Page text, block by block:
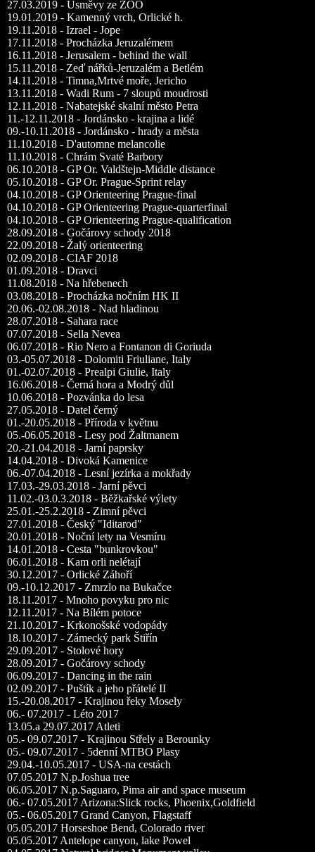
27.03.2019 - Úsměvy ze ZOO
19.01.2019 - Kamenný vrch, Orlické h.
19.11.2018 - Izrael - Jope
17.11.2018 - Procházka Jeruzalémem
16.11.2018 - Jerusalem - behind the wall
15.11.2018 - Zeď nářků-Jeruzalém a Betlém
14.11.2018 - Timna,Mrtvé moře, Jericho
13.11.2018 - Wadi Rum - 7 sloupů moudrosti
12.11.2018 - Nabatejské skalní město Petra
11.-12.11.2018 - Jordánsko - krajina a lidé
09.-10.11.2018 - Jordánsko - hrady a města
11.10.2018 - D'automne melancolie
11.10.2018 - Chrám Svaté Barbory
06.10.2018 - GP Or. Valdštejn-Middle distance
05.10.2018 - GP Or. Prague-Sprint relay
04.10.2018 - GP Orienteering Prague-final
04.10.2018 - GP Orienteering Prague-quarterfinal
04.10.2018 - GP Orienteering Prague-qualification
28.09.2018 - Gočárovy schody 2018
22.09.2018 - Žalý orienteering
02.09.2018 - CIAF 2018
01.09.2018 - Dravci
11.08.2018 - Na hřebenech
03.08.2018 - Procházka nočním HK II
20.06.-02.08.2018 - Nad hladinou
28.07.2018 - Sahara race
07.07.2018 - Sella Nevea
06.07.2018 - Rio Nero a Fontanon di Goriuda
03.-05.07.2018 - Dolomiti Friuliane, Italy
01.-02.07.2018 - Prealpi Giulie, Italy
16.06.2018 - Černá hora a Modrý důl
10.06.2018 - Pozvánka do lesa
27.05.2018 - Datel černý
01.-20.05.2018 - Příroda v květnu
05.-06.05.2018 - Lesy pod Žaltmanem
20.-21.04.2018 - Jarní paprsky
14.04.2018 - Divoká Kamenice
06.-07.04.2018 - Lesní jezírka a mokřady
17.03.-29.03.2018 - Jarní pěvci
11.02.-03.0.3.2018 - Běžkařské výlety
25.01.-25.2.2018 - Zimní pěvci
27.01.2018 - Český "Iditarod"
20.01.2018 - Noční lety na Vesmíru
14.01.2018 - Cesta "bunkrovkou"
06.01.2018 - Kam orli nelétají
30.12.2017 - Orlické Záhoří
09.-10.12.2017 - Zmrzlo na Bukačce
18.11.2017 - Mnoho povyku pro nic
12.11.2017 - Na Bílém potoce
21.10.2017 - Krkonošské vodopády
18.10.2017 - Zámecký park Štiřín
29.09.2017 - Stolové hory
28.09.2017 - Gočárovy schody
06.09.2017 - Dancing in the rain
02.09.2017 - Puštík a jeho přátelé II
15.-20.08.2017 - Krajinou řeky Mosely
06.- 07.2017 - Léto 2017
13.05.a 29.07.2017 Atleti
05.- 09.07.2017 - Krajinou Střely a Berounky
05.- 09.07.2017 - 5denní MTBO Plasy
29.04.-10.05.2017 - USA-na cestách
07.05.2017 N.p.Joshua tree
06.05.2017 N.p.Saguaro, Pima air and space museum
06.- 07.05.2017 Arizona:Slick rocks, Phoenix,Goldfield
05.- 06.05.2017 Grand Canyon, Flagstaff
05.05.2017 Horseshoe Bend, Colorado river
05.05.2017 Antelope canyon, lake Powel